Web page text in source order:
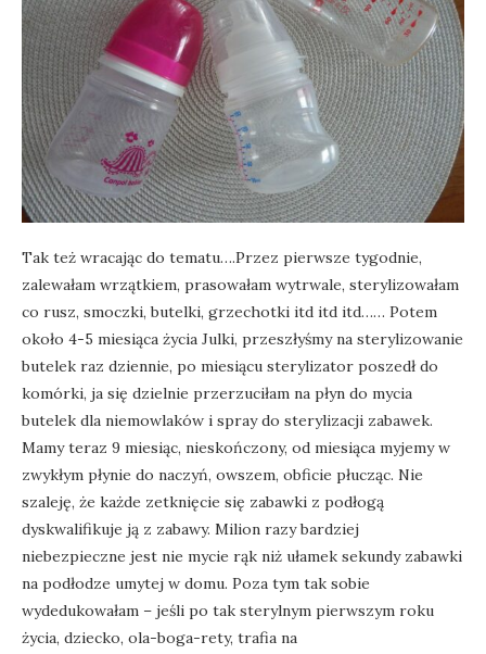
Tak też wracając do tematu….Przez pierwsze tygodnie,
zalewałam wrzątkiem, prasowałam wytrwale, sterylizowałam
co rusz, smoczki, butelki, grzechotki itd itd itd…… Potem
około 4-5 miesiąca życia Julki, przeszłyśmy na sterylizowanie
butelek raz dziennie, po miesiącu sterylizator poszedł do
komórki, ja się dzielnie przerzuciłam na płyn do mycia
butelek dla niemowlaków i spray do sterylizacji zabawek.
Mamy teraz 9 miesiąc, nieskończony, od miesiąca myjemy w
zwykłym płynie do naczyń, owszem, obficie płucząc. Nie
szaleję, że każde zetknięcie się zabawki z podłogą
dyskwalifikuje ją z zabawy. Milion razy bardziej
niebezpieczne jest nie mycie rąk niż ułamek sekundy zabawki
na podłodze umytej w domu. Poza tym tak sobie
wydedukowałam – jeśli po tak sterylnym pierwszym roku
życia, dziecko, ola-boga-rety, trafia na